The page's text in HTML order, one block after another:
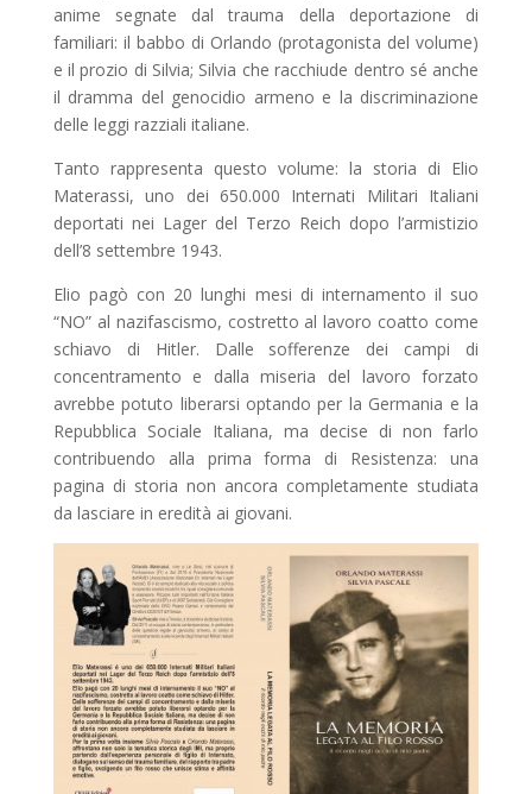
anime segnate dal trauma della deportazione di
familiari: il babbo di Orlando (protagonista del volume)
e il prozio di Silvia; Silvia che racchiude dentro sé anche
il dramma del genocidio armeno e la discriminazione
delle leggi razziali italiane.
Tanto rappresenta questo volume: la storia di Elio
Materassi, uno dei 650.000 Internati Militari Italiani
deportati nei Lager del Terzo Reich dopo l’armistizio
dell’8 settembre 1943.
Elio pagò con 20 lunghi mesi di internamento il suo
“NO” al nazifascismo, costretto al lavoro coatto come
schiavo di Hitler. Dalle sofferenze dei campi di
concentramento e dalla miseria del lavoro forzato
avrebbe potuto liberarsi optando per la Germania e la
Repubblica Sociale Italiana, ma decise di non farlo
contribuendo alla prima forma di Resistenza: una
pagina di storia non ancora completamente studiata
da lasciare in eredità ai giovani.